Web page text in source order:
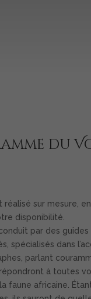
du
réalisé sur mesure,
disponibilité.
par des guides
spécialisés dans
parlant
répondront à toutes
faune africaine.